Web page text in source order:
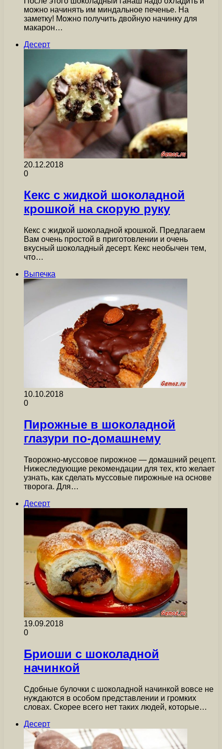
можно начинять им миндальное печенье. На
заметку! Можно получить двойную начинку для
макарон…
Десерт
20.12.2018
0
Кекс с жидкой шоколадной
крошкой на скорую руку
Кекс с жидкой шоколадной крошкой. Предлагаем
Вам очень простой в приготовлении и очень
вкусный шоколадный десерт. Кекс необычен тем,
что…
Выпечка
10.10.2018
0
Пирожные в шоколадной
глазури по-домашнему
Творожно-муссовое пирожное — домашний рецепт.
Нижеследующие рекомендации для тех, кто желает
узнать, как сделать муссовые пирожные на основе
творога. Для…
Десерт
19.09.2018
0
Бриоши с шоколадной
начинкой
Сдобные булочки с шоколадной начинкой вовсе не
нуждаются в особом представлении и громких
словах. Скорее всего нет таких людей, которые…
Десерт